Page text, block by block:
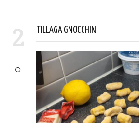
2 TILLAGA GNOCCHIN